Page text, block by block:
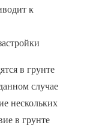
к
в грунте
случае
нескольких
в грунте